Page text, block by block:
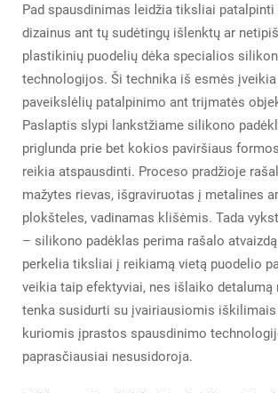
Pad spausdinimas leidžia tiksliai patalpinti
dizainus ant tų sudėtingų išlenktų ar
plastikinių puodelių dėka specialios
technologijos. Ši technika iš esmės
paveikslėlių patalpinimo ant trijmatės
Paslaptis slypi lankstžiame silikono
priglunda prie bet kokios paviršiaus
reikia atspausdinti. Proceso pradžioje
mažytes rievas, išgraviruotas į metalines
plokšteles, vadinamas klišėmis. Tada
– silikono padėklas perima rašalo
perkelia tiksliai į reikiamą vietą puodelio
veikia taip efektyviai, nes išlaiko detalumą
tenka susidurti su įvairiausiomis
kuriomis įprastos spausdinimo
paprasčiausiai nesusidoroja.